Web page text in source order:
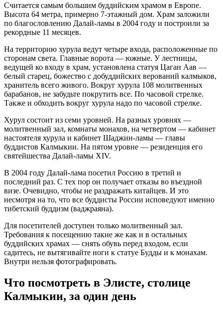
Считается самым большим буддийским храмом в Европе.
Высота 64 метра, примерно 7-этажный дом. Храм заложили
по благословлению Далай-ламы в 2004 году и построили за
рекордные 11 месяцев.
На территорию хурула ведут четыре входа, расположенные по
сторонам света. Главные ворота — южные. У лестницы,
ведущей ко входу в храм, установлена статуя Цаган Аав —
белый старец, божество с добуддийских верований калмыков,
хранитель всего живого. Вокруг хурула 108 молитвенных
барабанов, не забудьте покрутить все. По часовой стрелке.
Также и обходить вокруг хурула надо по часовой стрелке.
Хурул состоит из семи уровней. На разных уровнях —
молитвенный зал, комнаты монахов, на четвертом — кабинет
настоятеля хурула и кабинет Шаджин-ламы — главы
буддистов Калмыкии. На пятом уровне — резиденция его
святейшества Далай-ламы XIV.
В 2004 году Далай-лама посетил Россию в третий и
последний раз. С тех пор он получает отказы во въездной
визе. Очевидно, чтобы не раздражать китайцев. И это
несмотря на то, что все буддисты России исповедуют именно
тибетский буддизм (ваджраяна).
Для посетителей доступен только молитвенный зал.
Требования к посещению такие же как и в остальных
буддийских храмах — снять обувь перед входом, если
садитесь, не вытягивайте ноги к статуе Будды и к монахам.
Внутри нельзя фотографировать.
Что посмотреть в Элисте, столице
Калмыкии, за один день